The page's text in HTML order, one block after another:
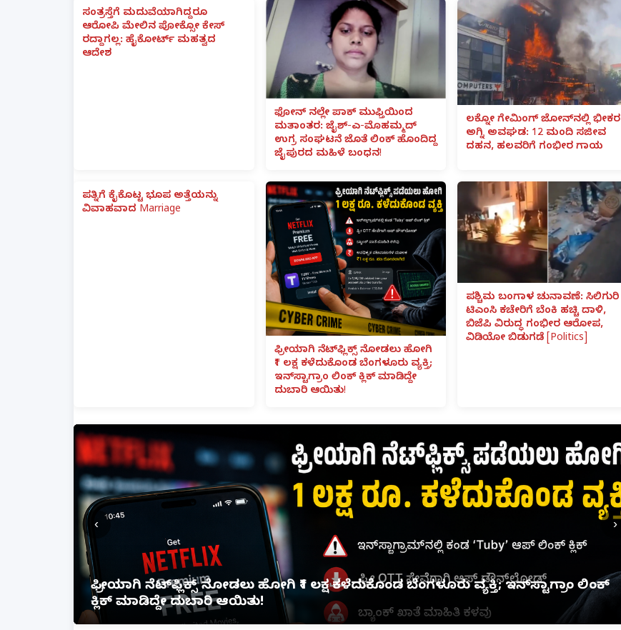
ಸಂತ್ರಸ್ತೆಗೆ ಮದುವೆಯಾಗಿದ್ದರೂ
ಆರೋಪಿ ಮೇಲಿನ ಪೋಕ್ಸೋ ಕೇಸ್
ರದ್ದಾಗಲ್ಲ: ಹೈಕೋರ್ಟ್ ಮಹತ್ವದ
ಆದೇಶ
ಫೋನ್ ನಲ್ಲೇ ಪಾಕ್ ಮುಫ್ತಿಯಿಂದ
ಮತಾಂತರ: ಜೈಶ್-ಎ-ಮೊಹಮ್ಮದ್
ಉಗ್ರ ಸಂಘಟನೆ ಜೊತೆ ಲಿಂಕ್ ಹೊಂದಿದ್ದ
ಜೈಪುರದ ಮಹಿಳೆ ಬಂಧನ!
ಲಕ್ನೋ ಗೇಮಿಂಗ್ ಜೋನ್‌ನಲ್ಲಿ ಭೀಕರ
ಅಗ್ನಿ ಅವಘಡ: 12 ಮಂದಿ ಸಜೀವ
ದಹನ, ಹಲವರಿಗೆ ಗಂಭೀರ ಗಾಯ
ಪತ್ನಿಗೆ ಕೈಕೊಟ್ಟ ಭೂಪ ಅತ್ತೆಯನ್ನು
ವಿವಾಹವಾದ Marriage
ಫ್ರೀಯಾಗಿ ನೆಟ್‌ಫ್ಲಿಕ್ಸ್ ನೋಡಲು ಹೋಗಿ
₹1 ಲಕ್ಷ ಕಳೆದುಕೊಂಡ ಬೆಂಗಳೂರು ವ್ಯಕ್ತಿ;
ಇನ್‌ಸ್ಟಾಗ್ರಾಂ ಲಿಂಕ್ ಕ್ಲಿಕ್ ಮಾಡಿದ್ದೇ
ದುಬಾರಿ ಆಯಿತು!
ಪಶ್ಚಿಮ ಬಂಗಾಳ ಚುನಾವಣೆ: ಸಿಲಿಗುರಿ
ಟಿಎಂಸಿ ಕಚೇರಿಗೆ ಬೆಂಕಿ ಹಚ್ಚಿ ದಾಳಿ,
ಬಿಜೆಪಿ ವಿರುದ್ಧ ಗಂಭೀರ ಆರೋಪ,
ವಿಡಿಯೋ ಬಿಡುಗಡೆ [Politics]
ಫ್ರೀಯಾಗಿ ನೆಟ್‌ಫ್ಲಿಕ್ಸ್ ನೋಡಲು ಹೋಗಿ ₹1 ಲಕ್ಷ ಕಳೆದುಕೊಂಡ ಬೆಂಗಳೂರು ವ್ಯಕ್ತಿ; ಇನ್‌ಸ್ಟಾಗ್ರಾಂ ಲಿಂಕ್
ಕ್ಲಿಕ್ ಮಾಡಿದ್ದೇ ದುಬಾರಿ ಆಯಿತು!
‹ ›